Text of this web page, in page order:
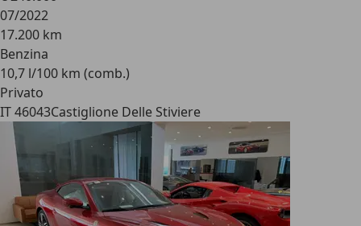
07/2022
17.200 km
Benzina
10,7 l/100 km (comb.)
Privato
IT 46043Castiglione Delle Stiviere